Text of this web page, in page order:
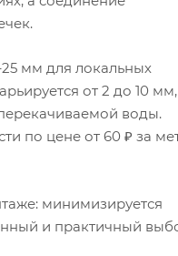
мм для локальных
от 2 до 10 мм,
воды.
по цене от 60 ₽ за
минимизируется
и практичный